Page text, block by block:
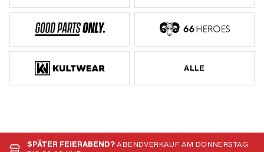
ALLE
SPÄTER FEIERABEND?ABENDVERKAUF AM DONNERSTAG